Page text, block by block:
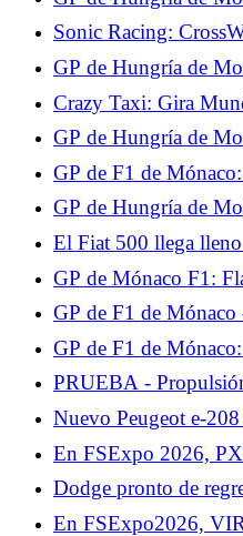
cara”
queda a las puertas
pelea”
Sonic Racing:
Evangelion.
GP de Hungría de
evita el caos para
mucha suerte”
Crazy Taxi: Gira
el mundo en 2027.
GP de Hungría de
su mejor resultado:
con el neumático
GP de F1 de
carrera, retirada de
ocupa el 3er puesto
GP de Hungría de
abandona: “No podía
El Fiat 500 llega lleno
verano: serie especial
microhíbrida 3+1
GP de Mónaco F1:
digerir las
GP de F1 de
Hamilton, Isack
infancia: "No pensé
GP de F1 de
encontrar
Leclerc
PRUEBA -
nuestra opinión sobre
Model Y, el Model 3
variante simplificada
lunes 8 de junio de
Nuevo Peugeot e-
definitiva presentada
En FSExpo 2026,
vuelo.
Dodge pronto de
cargador eléctrico para
En FSExpo2026,